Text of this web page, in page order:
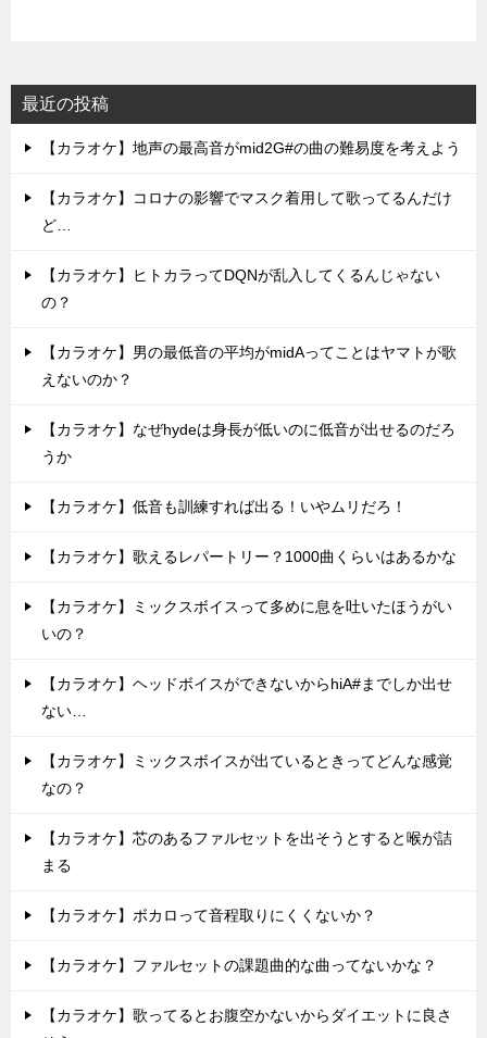
最近の投稿
【カラオケ】地声の最高音がmid2G#の曲の難易度を考えよう
【カラオケ】コロナの影響でマスク着用して歌ってるんだけ
ど…
【カラオケ】ヒトカラってDQNが乱入してくるんじゃない
の？
【カラオケ】男の最低音の平均がmidAってことはヤマトが歌
えないのか？
【カラオケ】なぜhydeは身長が低いのに低音が出せるのだろ
うか
【カラオケ】低音も訓練すれば出る！いやムリだろ！
【カラオケ】歌えるレパートリー？1000曲くらいはあるかな
【カラオケ】ミックスボイスって多めに息を吐いたほうがい
いの？
【カラオケ】ヘッドボイスができないからhiA#までしか出せ
ない…
【カラオケ】ミックスボイスが出ているときってどんな感覚
なの？
【カラオケ】芯のあるファルセットを出そうとすると喉が詰
まる
【カラオケ】ボカロって音程取りにくくないか？
【カラオケ】ファルセットの課題曲的な曲ってないかな？
【カラオケ】歌ってるとお腹空かないからダイエットに良さ